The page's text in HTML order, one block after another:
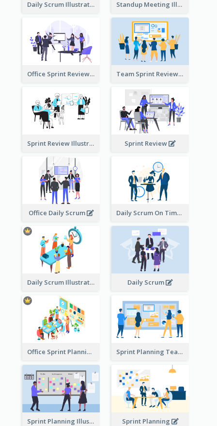
Daily Scrum Illustration Standup Meeting Illustration
Office Sprint Review Team Sprint Review
Sprint Review Illustration Sprint Review
Office Daily Scrum Daily Scrum On Time
Daily Scrum Illustration Daily Scrum
Office Sprint Planning Sprint Planning Team
Sprint Planning Illustration Sprint Planning